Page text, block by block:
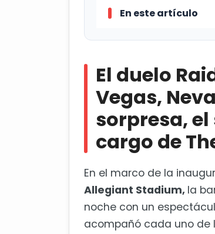
En este artículo
El duelo
Vegas,
sorpresa,
cargo de
En el marco de la
Allegiant Stadium, la
noche con un
acompañó cada uno de